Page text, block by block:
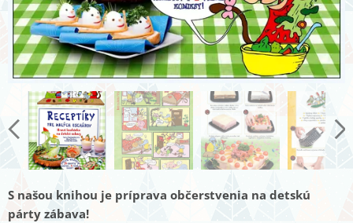
S našou knihou je príprava občerstvenia na detskú
párty zábava!